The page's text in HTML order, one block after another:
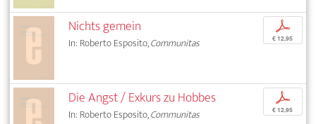
Nichts gemein
In: Roberto Esposito,Communitas
p
€ 12,95
Die Angst / Exkurs zu Hobbes
In: Roberto Esposito,Communitas
p
€ 12,95